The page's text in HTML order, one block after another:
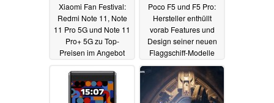
Xiaomi Fan Festival:
Redmi Note 11, Note
11 Pro 5G und Note 11
Pro+ 5G zu Top-
Preisen im Angebot
Poco F5 und F5 Pro:
Hersteller enthüllt
vorab Features und
Design seiner neuen
Flaggschiff-Modelle
28.04.2023